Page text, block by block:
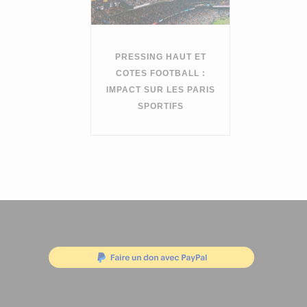
PRESSING HAUT ET
COTES FOOTBALL :
IMPACT SUR LES PARIS
SPORTIFS